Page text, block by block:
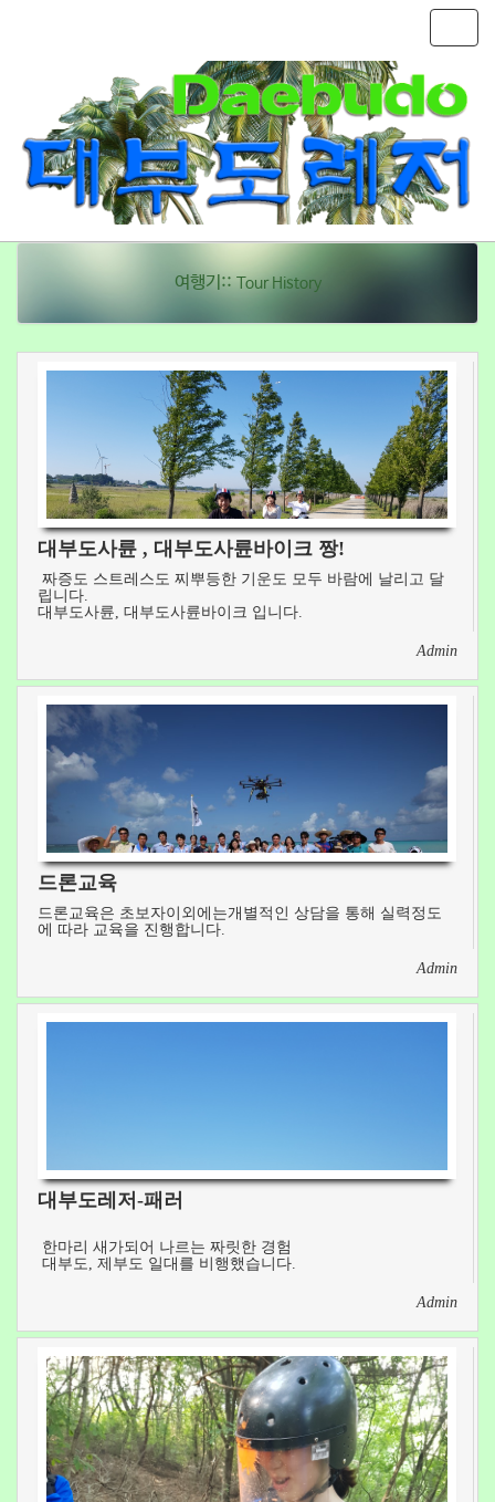
T
o
g
g
e
g
i
n
여행기::Tour History
대부도사륜 , 대부도사륜바이크 짱!
짜증도 스트레스도 찌뿌등한 기운도 모두 바람에 날리고 달
립니다.
대부도사륜, 대부도사륜바이크 입니다.
Admin
드론교육
드론교육은 초보자이외에는개별적인 상담을 통해 실력정도
에 따라 교육을 진행합니다.
Admin
대부도레저-패러
한마리 새가되어 나르는 짜릿한 경험
대부도, 제부도 일대를 비행했습니다.
Admin